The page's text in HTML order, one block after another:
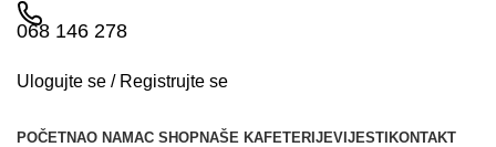
068 146 278
Ulogujte se / Registrujte se
POČETNAO NAMAC SHOPNAŠE KAFETERIJEVIJESTI KONTAKT